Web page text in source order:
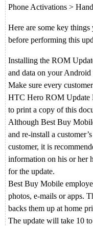
Phone Activations >
Here are some key
before performing this
Installing the ROM
and data on your Android
Make sure every
HTC Hero ROM Update
to print a copy of this
Although Best Buy
and re-install a
customer, it is
information on his or her
for the update.
Best Buy Mobile
photos, e-mails or apps.
backs them up at home
The update will take 10